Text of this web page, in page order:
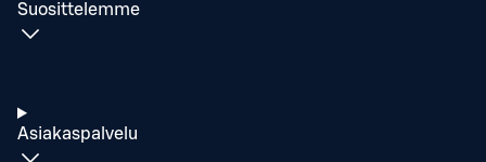
Suosittelemme
Asiakaspalvelu